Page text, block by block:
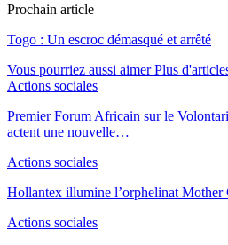
Prochain article
Togo : Un escroc démasqué et arrêté
Vous pourriez aussi aimer Plus
Actions sociales
Premier Forum Africain sur le
actent une nouvelle…
Actions sociales
Hollantex illumine l’orphelinat Mother
Actions sociales